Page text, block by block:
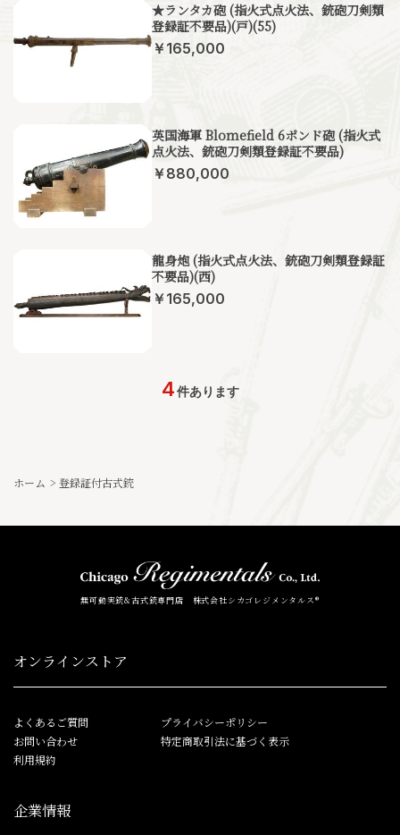
★ランタカ砲 (指火式点火法、銃砲刀剣類
登録証不要品)(戸)(55)
￥165,000
英国海軍 Blomefield 6ポンド砲 (指火式
点火法、銃砲刀剣類登録証不要品)
￥880,000
龍身炮 (指火式点火法、銃砲刀剣類登録証
不要品)(西)
￥165,000
4件あります
ホーム > 登録証付古式銃
無可動実銃&古式銃専門店 株式会社シカゴレジメンタルス®
オンラインストア
よくあるご質問
お問い合わせ
利用規約
プライバシーポリシー
特定商取引法に基づく表示
企業情報